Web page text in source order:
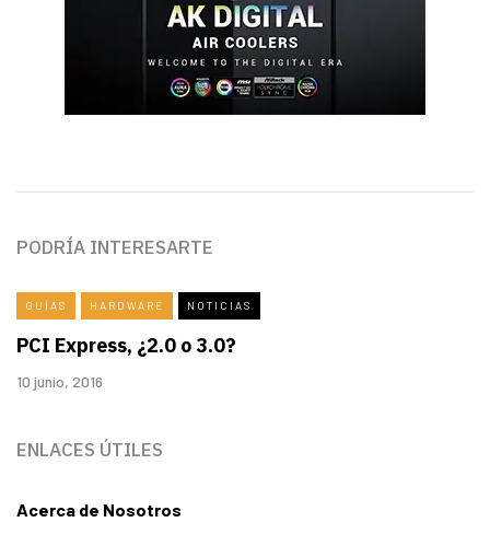
PODRÍA INTERESARTE
GUÍAS HARDWARE NOTICIAS
PCI Express, ¿2.0 o 3.0?
10 junio, 2016
ENLACES ÚTILES
Acerca de Nosotros